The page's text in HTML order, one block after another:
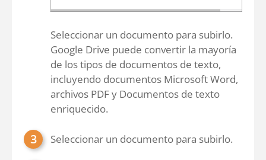
Seleccionar un documento para subirlo.
Google Drive puede convertir la mayoría
de los tipos de documentos de texto,
incluyendo documentos Microsoft Word,
archivos PDF y Documentos de texto
enriquecido.
Seleccionar un documento para subirlo.